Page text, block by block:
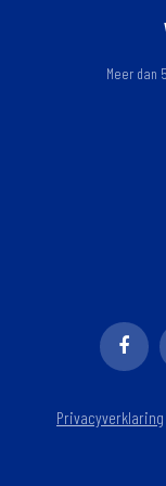
Meer dan
Privacyverklaring